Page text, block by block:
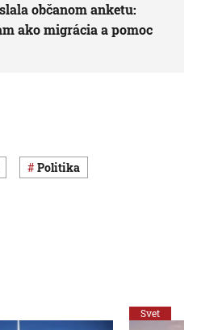
občanom anketu:
ako migrácia a pomoc
Politika
Svet